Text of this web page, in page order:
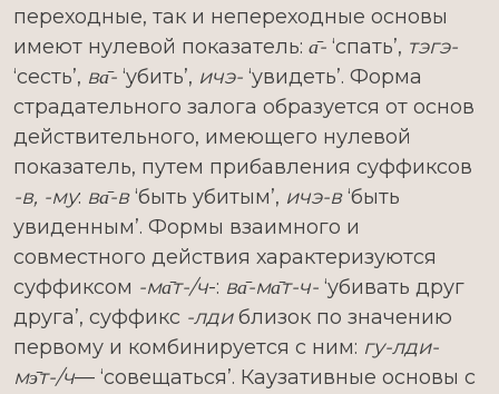
переходные, так и непереходные основы
имеют нулевой показатель: а̄- ‘спать’, тэгэ-
‘сесть’, ва̄- ‘убить’, ичэ- ‘увидеть’. Форма
страдательного залога образуется от основ
действительного, имеющего нулевой
показатель, путем прибавления суффиксов
-в, -му: ва̄-в‘быть убитым’, ичэ-в‘быть
увиденным’. Формы взаимного и
совместного действия характеризуются
суффиксом -ма̄т-/ч-: ва̄-ма̄т-ч- ‘убивать друг
друга’, суффикс -лдиблизок по значению
первому и комбинируется с ним: гу-лди-
мэ̄т-/ч— ‘совещаться’. Каузативные основы с